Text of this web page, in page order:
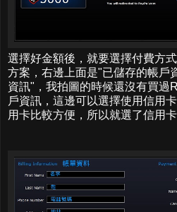
選擇好金額後，就要選擇付費方
方案，右邊上面是"已儲存的帳戶
資訊"，我拍圖的時候還沒有買過
戶資訊，這邊可以選擇使用信用
用卡比較方便，所以就選了信用卡